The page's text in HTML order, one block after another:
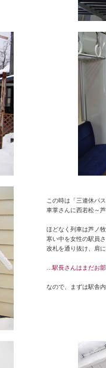
この時は「三連休パ
車掌さんに西若松～
ほどなく列車は芦ノ
寒い中を女性の駅員
改札を通り抜け、肩
駅長さんはまだお
なので、まずは駅舎